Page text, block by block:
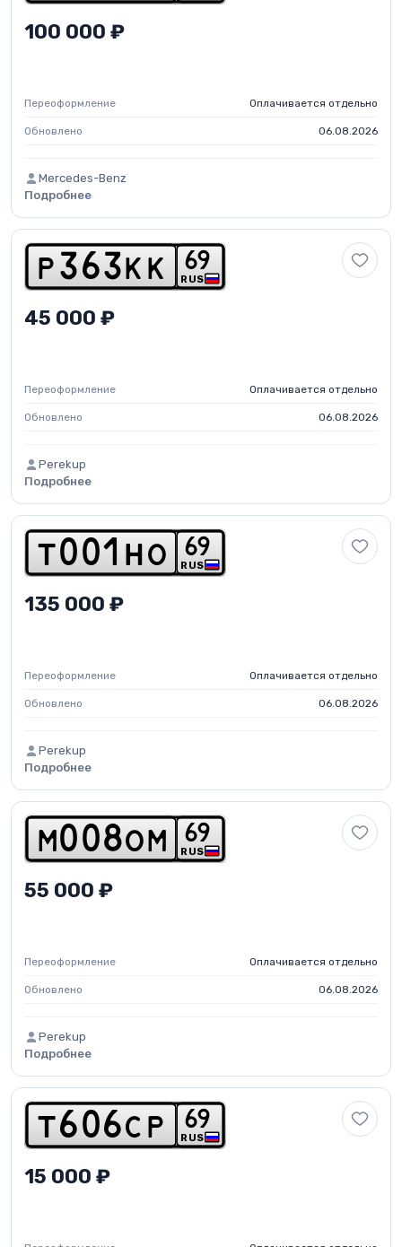
100 000 ₽
Переоформление Оплачивается отдельно
Обновлено 06.08.2026
Mercedes-Benz
Подробнее
p 3 6 3 k k RUS
69
45 000 ₽
Переоформление Оплачивается отдельно
Обновлено 06.08.2026
Perekup
Подробнее
t 0 0 1 h o RUS
69
135 000 ₽
Переоформление Оплачивается отдельно
Обновлено 06.08.2026
Perekup
Подробнее
m 0 0 8o m RUS
69
55 000 ₽
Переоформление Оплачивается отдельно
Обновлено 06.08.2026
Perekup
Подробнее
t 6 0 6 c p RUS
69
15 000 ₽